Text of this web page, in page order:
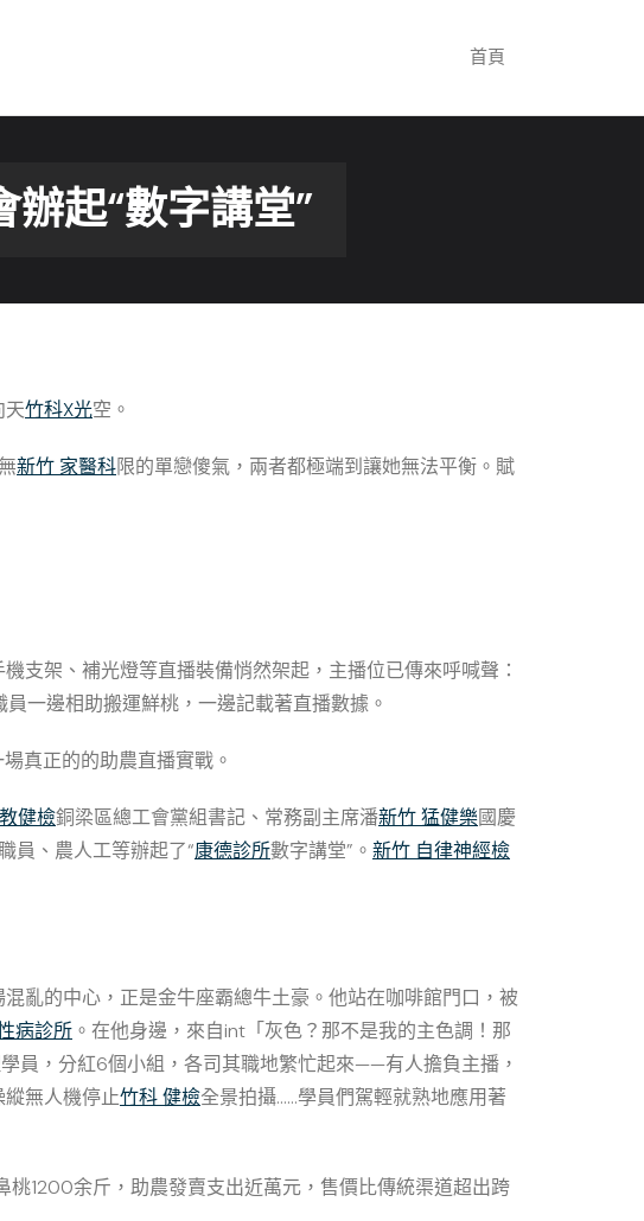
首頁
起“數字講堂”
天竹科X光空。
新竹 家醫科限的單戀傻氣，兩者都極端到讓她無法平衡。賦
支架、補光燈等直播裝備悄然架起，主播位已傳來呼喊聲：
一邊相助搬運鮮桃，一邊記載著直播數據。
真正的的助農直播實戰。
健檢銅梁區總工會黨組書記、常務副主席潘新竹 猛健樂國慶
員、農人工等辦起了“康德診所數字講堂”。 新竹 自律神經檢
亂的中心，正是金牛座霸總牛土豪。他站在咖啡館門口，被
病診所 。在他身邊，來自int「灰色？那不是我的主色調！那
員，分紅6個小組，各司其職地繁忙起來——有人擔負主播，
無人機停止竹科 健檢全景拍攝……學員們駕輕就熟地應用著
1200余斤，助農發賣支出近萬元，售價比傳統渠道超出跨